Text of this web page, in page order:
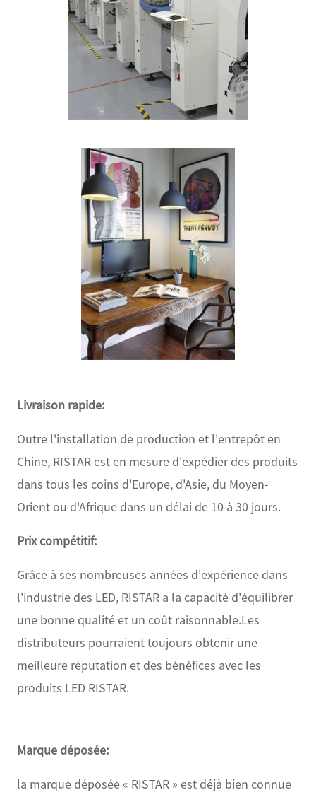
Livraison rapide:
Outre l'installation de production et l'entrepôt en
Chine, RISTAR est en mesure d'expédier des produits
dans tous les coins d'Europe, d'Asie, du Moyen-
Orient ou d'Afrique dans un délai de 10 à 30 jours.
Prix ​​compétitif:
Grâce à ses nombreuses années d'expérience dans
l'industrie des LED, RISTAR a la capacité d'équilibrer
une bonne qualité et un coût raisonnable.Les
distributeurs pourraient toujours obtenir une
meilleure réputation et des bénéfices avec les
produits LED RISTAR.
Marque déposée:
la marque déposée « RISTAR » est déjà bien connue